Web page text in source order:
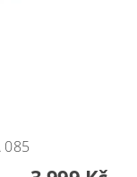
085